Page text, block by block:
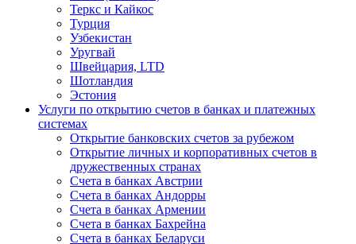
Теркс и Кайкос
Турция
Узбекистан
Уругвай
Швейцария, LTD
Шотландия
Эстония
Услуги по открытию счетов в банках и платежных
системах
Открытие банковских счетов за рубежом
Открытие личных и корпоративных счетов в
дружественных странах
Счета в банках Австрии
Счета в банках Андорры
Счета в банках Армении
Счета в банках Бахрейна
Счета в банках Беларуси